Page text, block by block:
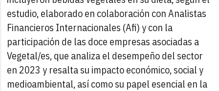
estudio, elaborado en colaboración con Analistas
Financieros Internacionales (Afi) y con la
participación de las doce empresas asociadas a
Vegetal/es, que analiza el desempeño del sector
en 2023 y resalta su impacto económico, social y
medioambiental, así como su papel esencial en la